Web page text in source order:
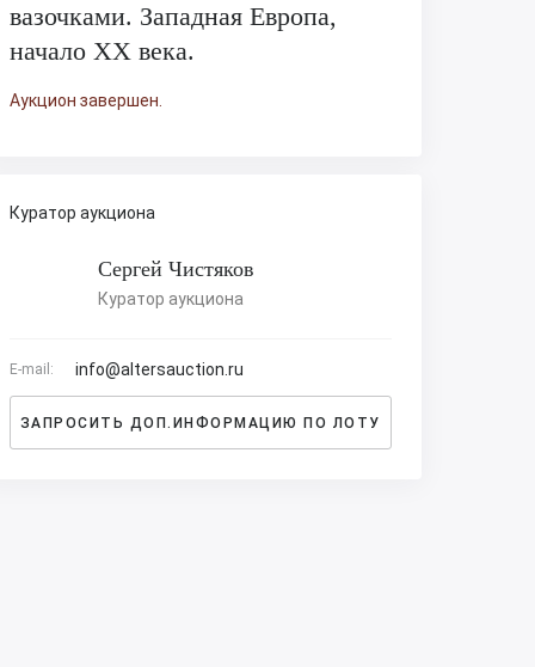
вазочками. Западная Европа,
начало XX века.
Аукцион завершен.
Куратор аукциона
Сергей Чистяков
Куратор аукциона
E-mail: info@altersauction.ru
ЗАПРОСИТЬ ДОП.ИНФОРМАЦИЮ ПО ЛОТУ